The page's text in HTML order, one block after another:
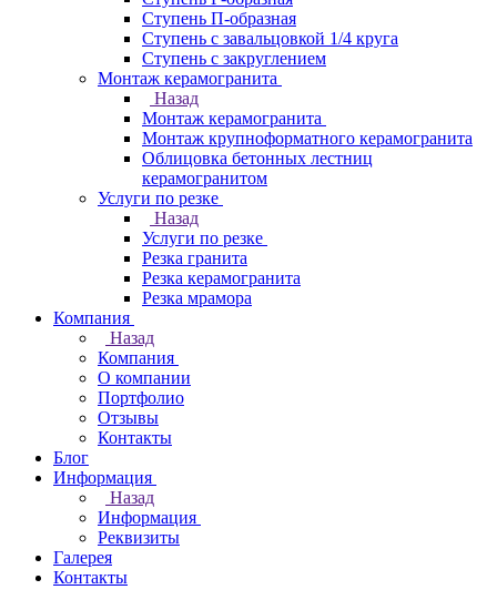
Ступень П-образная
Ступень с завальцовкой 1/4 круга
Ступень с закруглением
Монтаж керамогранита
Назад
Монтаж керамогранита
Монтаж крупноформатного керамогранита
Облицовка бетонных лестниц
керамогранитом
Услуги по резке
Назад
Услуги по резке
Резка гранита
Резка керамогранита
Резка мрамора
Компания
Назад
Компания
О компании
Портфолио
Отзывы
Контакты
Блог
Информация
Назад
Информация
Реквизиты
Галерея
Контакты